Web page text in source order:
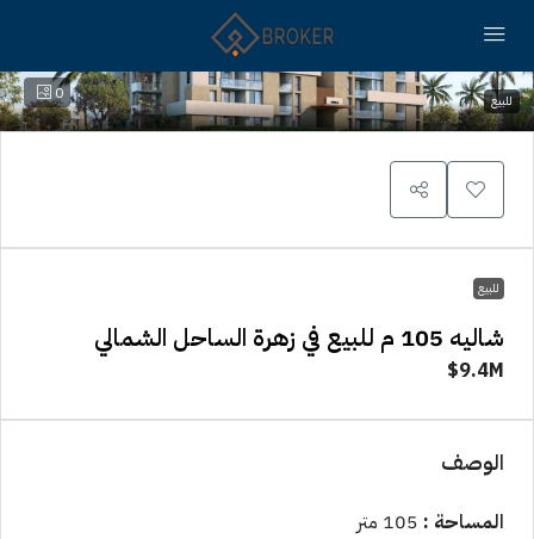
0 للبيع
للبيع
شاليه 105 م للبيع في زهرة الساحل الشمالي
9.4M$
الوصف
المساحة :